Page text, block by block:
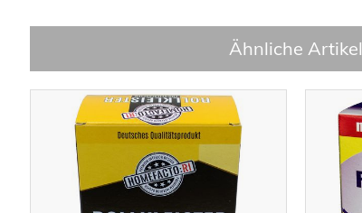
Ähnliche Artikel